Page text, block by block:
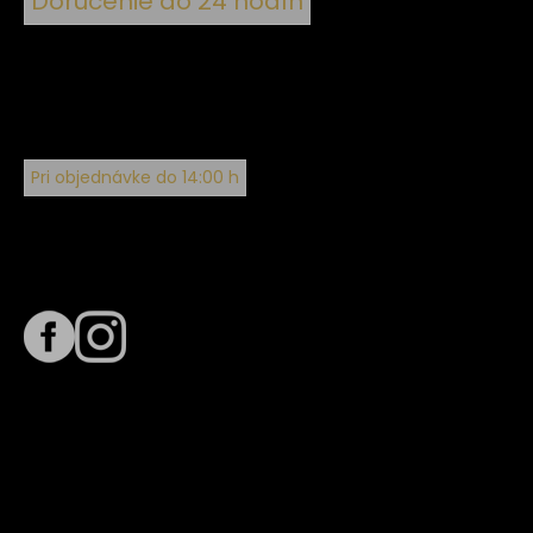
Pri objednávke do 14:00 h